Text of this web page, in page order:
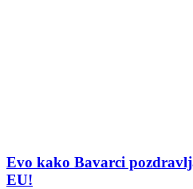
Evo kako Bavarci
EU!